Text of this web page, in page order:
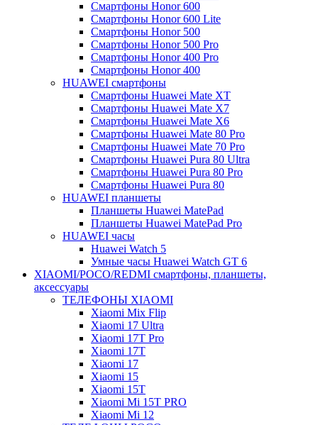
Смартфоны Honor 600
Смартфоны Honor 600 Lite
Смартфоны Honor 500
Смартфоны Honor 500 Pro
Смартфоны Honor 400 Pro
Смартфоны Honor 400
HUAWEI cмартфоны
Смартфоны Huawei Mate XT
Смартфоны Huawei Mate X7
Смартфоны Huawei Mate X6
Смартфоны Huawei Mate 80 Pro
Смартфоны Huawei Mate 70 Pro
Смартфоны Huawei Pura 80 Ultra
Смартфоны Huawei Pura 80 Pro
Смартфоны Huawei Pura 80
HUAWEI планшеты
Планшеты Huawei MatePad
Планшеты Huawei MatePad Pro
HUAWEI часы
Huawei Watch 5
Умные часы Huawei Watch GT 6
XIAOMI/POCO/REDMI cмартфоны, планшеты,
аксессуары
ТЕЛЕФОНЫ XIAOMI
Xiaomi Mix Flip
Xiaomi 17 Ultra
Xiaomi 17T Pro
Xiaomi 17T
Xiaomi 17
Xiaomi 15
Xiaomi 15T
Xiaomi Mi 15T PRO
Xiaomi Mi 12